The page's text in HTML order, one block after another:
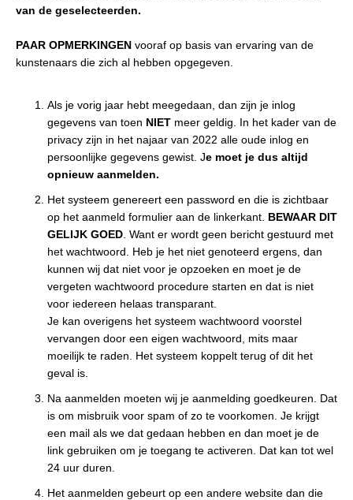
van de geselecteerden.
PAAR OPMERKINGEN vooraf op basis van ervaring van de
kunstenaars die zich al hebben opgegeven.
Als je vorig jaar hebt meegedaan, dan zijn je inlog
gegevens van toen NIET meer geldig. In het kader van de
privacy zijn in het najaar van 2022 alle oude inlog en
persoonlijke gegevens gewist. Je moet je dus altijd
opnieuw aanmelden.
Het systeem genereert een password en die is zichtbaar
op het aanmeld formulier aan de linkerkant. BEWAAR DIT
GELIJK GOED . Want er wordt geen bericht gestuurd met
het wachtwoord. Heb je het niet genoteerd ergens, dan
kunnen wij dat niet voor je opzoeken en moet je de
vergeten wachtwoord procedure starten en dat is niet
voor iedereen helaas transparant.
Je kan overigens het systeem wachtwoord voorstel
vervangen door een eigen wachtwoord, mits maar
moeilijk te raden. Het systeem koppelt terug of dit het
geval is.
Na aanmelden moeten wij je aanmelding goedkeuren. Dat
is om misbruik voor spam of zo te voorkomen. Je krijgt
een mail als we dat gedaan hebben en dan moet je de
link gebruiken om je toegang te activeren. Dat kan tot wel
24 uur duren.
Het aanmelden gebeurt op een andere website dan die